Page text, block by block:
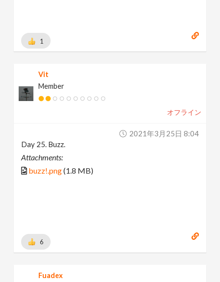
1
Vit
Member
オフライン
2021年3月25日 8:04
Day 25. Buzz.
Attachments:
buzz!.png(1.8 MB)
6
Fuadex